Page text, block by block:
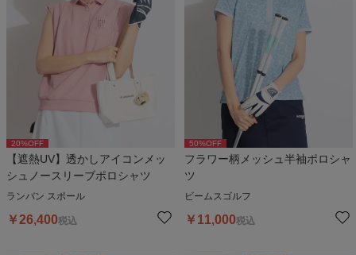
20%OFF
【遮熱UV】透かしアイコンメッ
シュノースリーブポロシャツ
ランバン スポール
￥26,400税込
50%OFF
フラワー柄メッシュ半袖ポロシャ
ツ
ビームスゴルフ
￥ 11,000税込